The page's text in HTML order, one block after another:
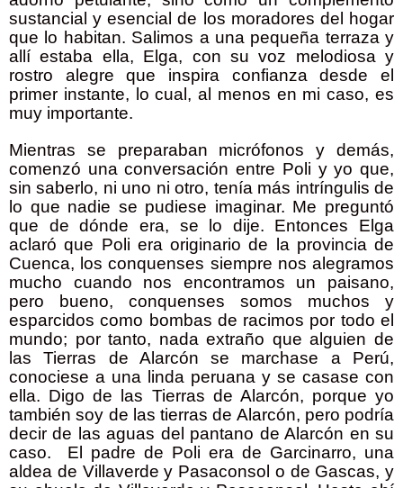
sustancial y esencial de los moradores del hogar
que lo habitan. Salimos a una pequeña terraza y
allí estaba ella, Elga, con su voz melodiosa y
rostro alegre que inspira confianza desde el
primer instante, lo cual, al menos en mi caso, es
muy importante.
Mientras se preparaban micrófonos y demás,
comenzó una conversación entre Poli y yo que,
sin saberlo, ni uno ni otro, tenía más intríngulis de
lo que nadie se pudiese imaginar. Me preguntó
que de dónde era, se lo dije. Entonces Elga
aclaró que Poli era originario de la provincia de
Cuenca, los conquenses siempre nos alegramos
mucho cuando nos encontramos un paisano,
pero bueno, conquenses somos muchos y
esparcidos como bombas de racimos por todo el
mundo; por tanto, nada extraño que alguien de
las Tierras de Alarcón se marchase a Perú,
conociese a una linda peruana y se casase con
ella. Digo de las Tierras de Alarcón, porque yo
también soy de las tierras de Alarcón, pero podría
decir de las aguas del pantano de Alarcón en su
caso.
El padre de Poli era de Garcinarro, una
aldea de Villaverde y Pasaconsol o de Gascas, y